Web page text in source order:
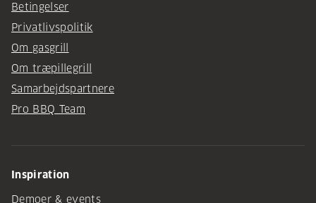
Betingelser
Privatlivspolitik
Om gasgrill
Om træpillegrill
Samarbejdspartnere
Pro BBQ Team
Inspiration
Demoer & events